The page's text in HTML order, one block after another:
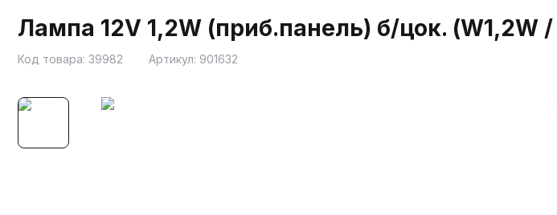
Лампа 12V 1,2W (приб.панель) б/цок. (W1,2W
Код товара: 39982 Артикул: 901632